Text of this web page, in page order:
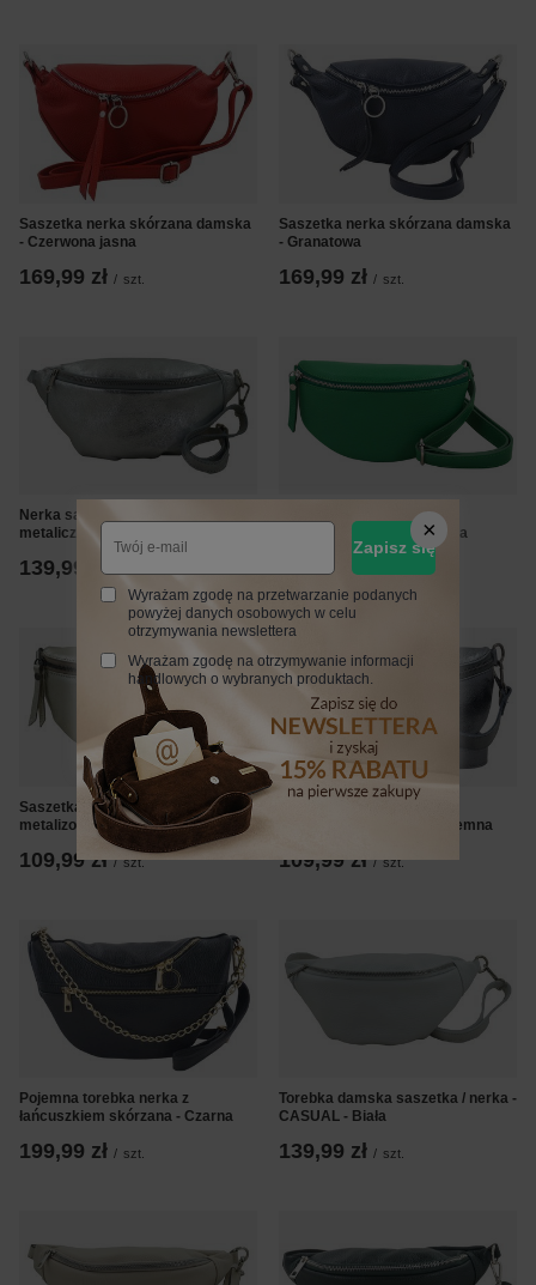
Saszetka nerka skórzana damska
- Czerwona jasna
169,99 zł / szt.
Saszetka nerka skórzana damska
- Granatowa
169,99 zł / szt.
Nerka saszetka damska
metaliczna - Srebrna
139,99 zł
Saszetka / nerka skórzana
młodzieżowa - Zielona jasna
109,99 zł
Saszetka nerka / skórzana
metalizowana - Złota
109,99 zł / szt.
metalizowana - Srebrna ciemna
109,99 zł / szt.
Pojemna torebka nerka z
łańcuszkiem skórzana - Czarna
199,99 zł / szt.
Torebka damska saszetka / nerka -
CASUAL - Biała
139,99 zł / szt.
Zapisz się
Wyrażam zgodę na przetwarzanie podanych
powyżej danych osobowych w celu
otrzymywania newslettera
Wyrażam zgodę na otrzymywanie informacji
handlowych o wybranych produktach.